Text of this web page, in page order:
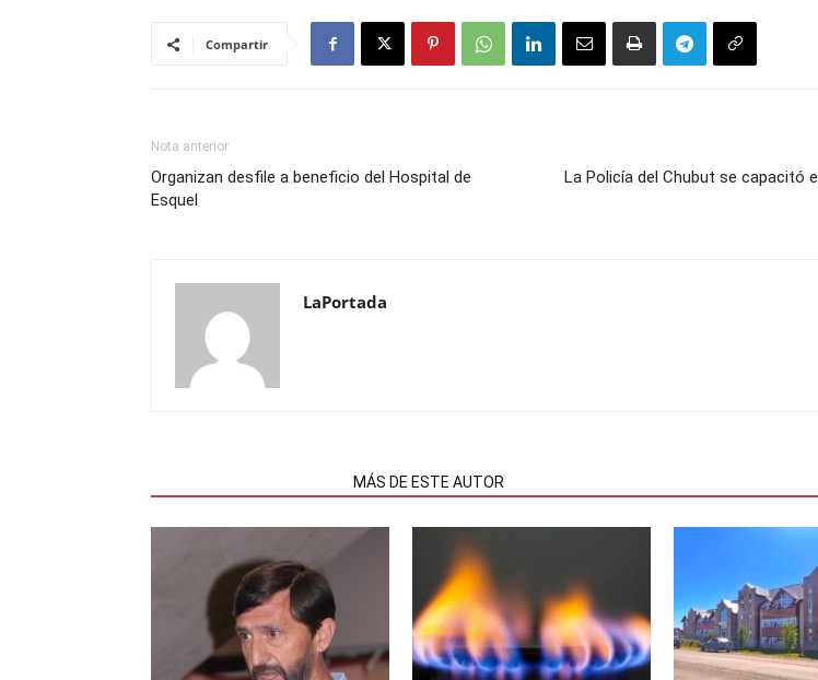
Compartir
Nota anterior
Organizan desfile a beneficio del Hospital de
Esquel
La Policía del Chubut se capacitó
LaPortada
MÁS DE ESTE AUTOR